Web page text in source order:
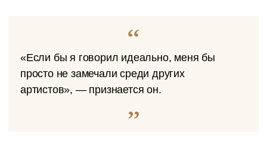
«Если бы я говорил идеально, меня бы
просто не замечали среди других
артистов», — признается он.